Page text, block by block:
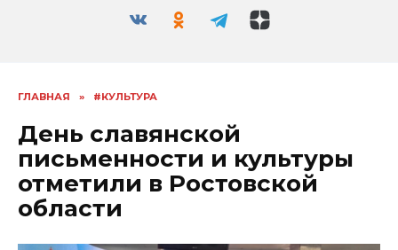
ГЛАВНАЯ » #КУЛЬТУРА
День славянской
письменности и культуры
отметили в Ростовской
области